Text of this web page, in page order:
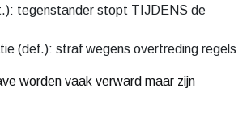
tegenstander stopt TIJDENS de
(def.): straf wegens overtreding regels
worden vaak verward maar zijn